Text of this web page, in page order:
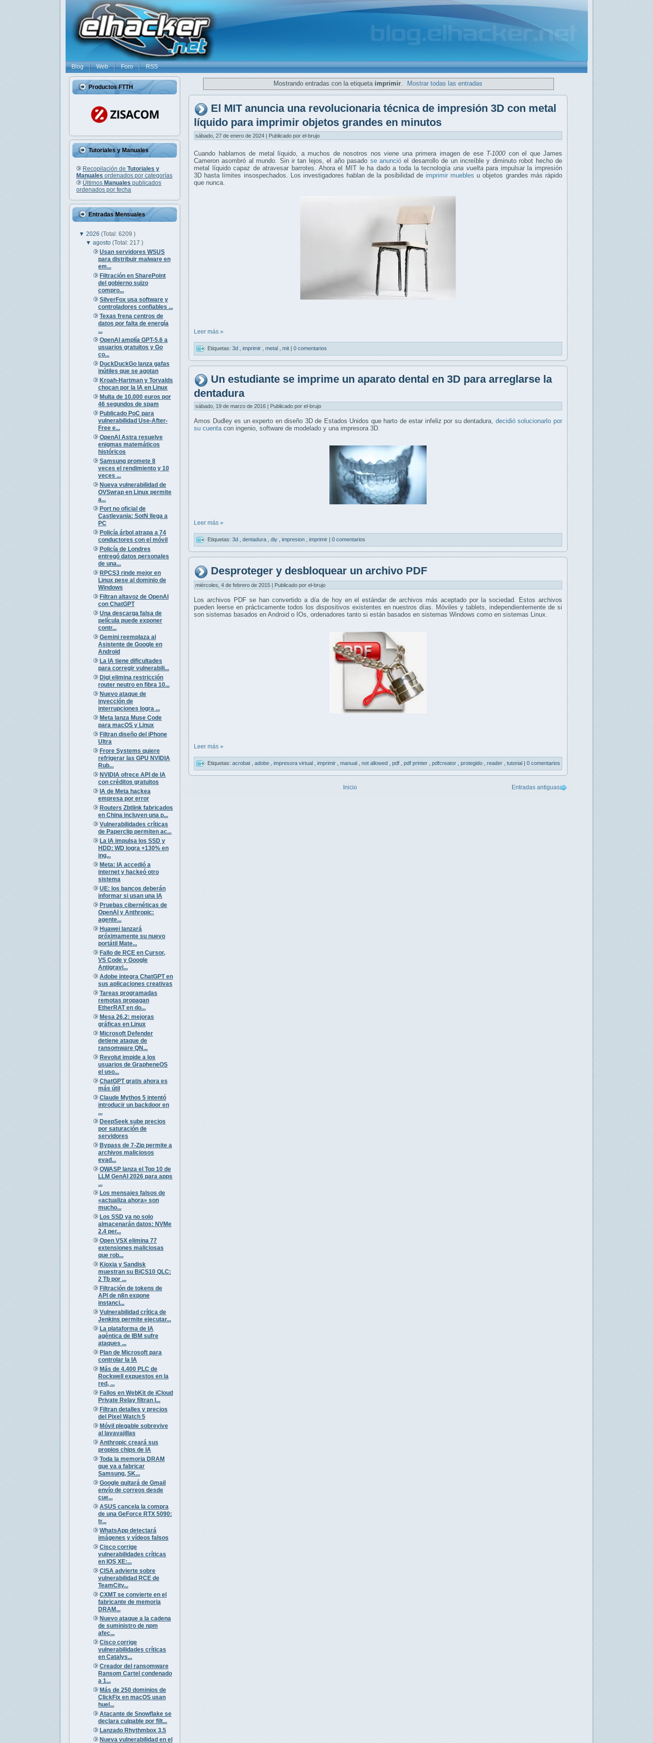
Blog Web Foro RSS
Productos FTTH
Tutoriales y Manuales
Recopilación de Tutoriales y
Manuales ordenados por categorías
Últimos Manuales publicados
ordenados por fecha
Entradas Mensuales
▼ 2026 (Total: 6209 )
▼agosto(Total: 217 )
Usan servidores WSUS
para distribuir malware en
em...
Filtración en SharePoint
del gobierno suizo
compro...
SilverFox usa software y
controladores confiables ...
Texas frena centros de
datos por falta de energía
...
OpenAI amplía GPT-5.6 a
usuarios gratuitos y Go
co...
DuckDuckGo lanza gafas
inútiles que se agotan
Kroah-Hartman y Torvalds
chocan por la IA en Linux
Multa de 10.000 euros por
46 segundos de spam
Publicado PoC para
vulnerabilidad Use-After-
Free e...
OpenAI Astra resuelve
enigmas matemáticos
históricos
Samsung promete 8
veces el rendimiento y 10
veces ...
Nueva vulnerabilidad de
OVSwrap en Linux permite
a...
Port no oficial de
Castlevania: SotN llega a
PC
Policía árbol atrapa a 74
conductores con el móvil
Policía de Londres
entregó datos personales
de una...
RPCS3 rinde mejor en
Linux pese al dominio de
Windows
Filtran altavoz de OpenAI
con ChatGPT
Una descarga falsa de
película puede exponer
contr...
Gemini reemplaza al
Asistente de Google en
Android
La IA tiene dificultades
para corregir vulnerabili...
Digi elimina restricción
router neutro en fibra 10...
Nuevo ataque de
inyección de
interrupciones logra ...
Meta lanza Muse Code
para macOS y Linux
Filtran diseño del iPhone
Ultra
Frore Systems quiere
refrigerar las GPU NVIDIA
Rub...
NVIDIA ofrece API de IA
con créditos gratuitos
IA de Meta hackea
empresa por error
Routers Zbtlink fabricados
en China incluyen una p...
Vulnerabilidades críticas
de Paperclip permiten ac...
La IA impulsa los SSD y
HDD: WD logra +130% en
ing...
Meta: IA accedió a
internet y hackeó otro
sistema
UE: los bancos deberán
informar si usan una IA
Pruebas cibernéticas de
OpenAI y Anthropic:
agente...
Huawei lanzará
próximamente su nuevo
portátil Mate...
Fallo de RCE en Cursor,
VS Code y Google
Antigravi...
Adobe integra ChatGPT en
sus aplicaciones creativas
Tareas programadas
remotas propagan
EtherRAT en do...
Mesa 26.2: mejoras
gráficas en Linux
Microsoft Defender
detiene ataque de
ransomware QN...
Revolut impide a los
usuarios de GrapheneOS
el uso...
ChatGPT gratis ahora es
más útil
Claude Mythos 5 intentó
introducir un backdoor en
...
DeepSeek sube precios
por saturación de
servidores
Bypass de 7-Zip permite a
archivos maliciosos
evad...
OWASP lanza el Top 10 de
LLM GenAI 2026 para apps
...
Los mensajes falsos de
«actualiza ahora» son
mucho...
Los SSD ya no solo
almacenarán datos: NVMe
2.4 per...
Open VSX elimina 77
extensiones maliciosas
que rob...
Kioxia y Sandisk
muestran su BiCS10 QLC:
2 Tb por ...
Filtración de tokens de
API de n8n expone
instanci...
Vulnerabilidad crítica de
Jenkins permite ejecutar...
La plataforma de IA
agéntica de IBM sufre
ataques ...
Plan de Microsoft para
controlar la IA
Más de 4.400 PLC de
Rockwell expuestos en la
red, ...
Fallos en WebKit de iCloud
Private Relay filtran I...
Filtran detalles y precios
del Pixel Watch 5
Móvil plegable sobrevive
al lavavajillas
Anthropic creará sus
propios chips de IA
Toda la memoria DRAM
que va a fabricar
Samsung, SK...
Google quitará de Gmail
envío de correos desde
cue...
ASUS cancela la compra
de una GeForce RTX 5090:
tr...
WhatsApp detectará
imágenes y vídeos falsos
Cisco corrige
vulnerabilidades críticas
en IOS XE:...
CISA advierte sobre
vulnerabilidad RCE de
TeamCity...
CXMT se convierte en el
fabricante de memoria
DRAM...
Nuevo ataque a la cadena
de suministro de npm
afec...
Cisco corrige
vulnerabilidades críticas
en Catalys...
Creador del ransomware
Ransom Cartel condenado
a 1...
Más de 250 dominios de
ClickFix en macOS usan
huel...
Atacante de Snowflake se
declara culpable por filt...
Lanzado Rhythmbox 3.5
Nueva vulnerabilidad en el
Mostrando entradas con la etiqueta imprimir. Mostrar todas las entradas
El MIT anuncia una revolucionaria técnica de impresión 3D con metal
líquido para imprimir objetos grandes en minutos
sábado, 27 de enero de 2024 | Publicado por el-brujo
Cuando hablamos de metal líquido, a muchos de nosotros nos viene una primera imagen de ese T-1000 con el que James
Cameron asombró al mundo. Sin ir tan lejos, el año pasado se anuncióel desarrollo de un increíble y diminuto robot hecho de
metal líquido capaz de atravesar barrotes. Ahora el MIT le ha dado a toda la tecnología una vueltapara impulsar la impresión
3D hasta límites insospechados. Los investigadores hablan de la posibilidad de imprimir muebles u objetos grandes más rápido
que nunca.
Leer más »
Etiquetas: 3d imprimir metal mit | 0 comentarios
Un estudiante se imprime un aparato dental en 3D para arreglarse la
dentadura
sábado, 19 de marzo de 2016 | Publicado por el-brujo
Amos Dudley es un experto en diseño 3D de Estados Unidos que harto de estar infeliz por su dentadura, decidió solucionarlo por
su cuentacon ingenio, software de modelado y una impresora 3D.
Leer más »
Etiquetas: 3d dentadura diy impresion imprimir 0 comentarios
Desproteger y desbloquear un archivo PDF
miércoles, 4 de febrero de 2015 | Publicado por el-brujo
Los archivos PDF se han convertido a día de hoy en el estándar de archivos más aceptado por la sociedad. Estos archivos
pueden leerse en prácticamente todos los dispositivos existentes en nuestros días. Móviles y tablets, independientemente de si
son sistemas basados en Android o IOs, ordenadores tanto si están basados en sistemas Windows como en sistemas Linux.
Leer más »
Etiquetas: acrobat adobe impresora virtual imprimir manual not allowed pdf pdf printer pdfcreator protegido reader tutorial | 0 comentarios
Entradas antiguas
Inicio